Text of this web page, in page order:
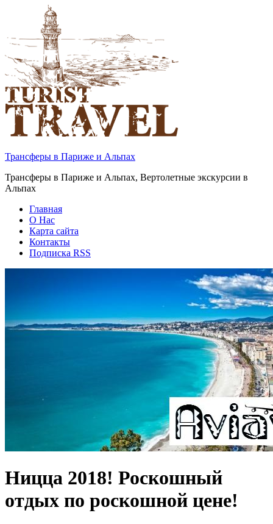
Трансферы в Париже и Альпах
Трансферы в Париже и Альпах, Вертолетные экскурсии в
Альпах
Главная
О Нас
Карта сайта
Контакты
Подписка RSS
Ницца 2018! Роскошный
отдых по роскошной цене!